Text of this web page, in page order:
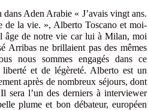
Aden Arabie « J’avais vingt ans.
de la vie. », Alberto Toscano et moi-
âge de notre vie car lui à Milan, moi
Arribas ne brillaient pas des mêmes
nous sommes engagés dans ce
et de légèreté. Alberto est un
après de nombreux séjours, dont
sera l’un des derniers à interviewer
plume et bon débateur, européen